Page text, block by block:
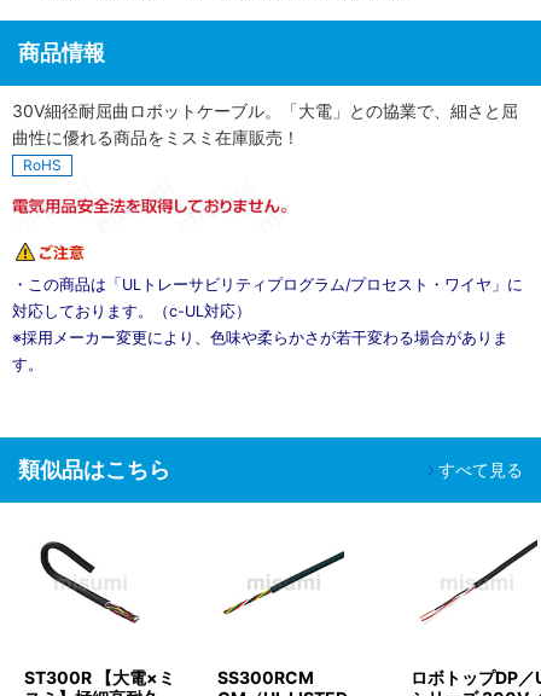
商品情報
30V細径耐屈曲ロボットケーブル。「大電」との協業で、細さと屈
曲性に優れる商品をミスミ在庫販売！
RoHS
・この商品は「ULトレーサビリティプログラム/プロセスト・ワイヤ」に
対応しております。（c-UL対応）
※採用メーカー変更により、色味や柔らかさが若干変わる場合がありま
す。
類似品はこちら すべて見る
ST300R 【大電×ミ
SS300RCM
ロボトップDP／